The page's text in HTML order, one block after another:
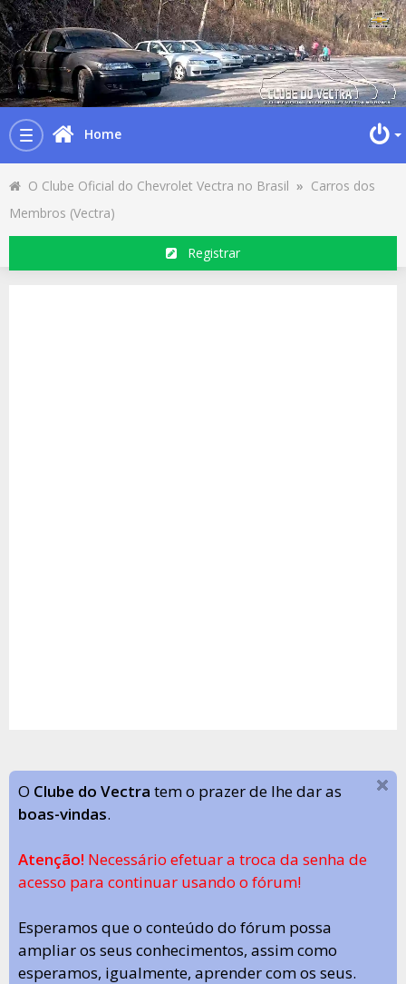
Toggle
navigation
Home
O Clube Oficial do Chevrolet Vectra no Brasil » Carros dos
Membros (Vectra)
Registrar
O Clube do Vectra tem o prazer de lhe dar as
boas-vindas.
Atenção! Necessário efetuar a troca da senha de
acesso para continuar usando o fórum!
Esperamos que o conteúdo do fórum possa
ampliar os seus conhecimentos, assim como
esperamos, igualmente, aprender com os seus.